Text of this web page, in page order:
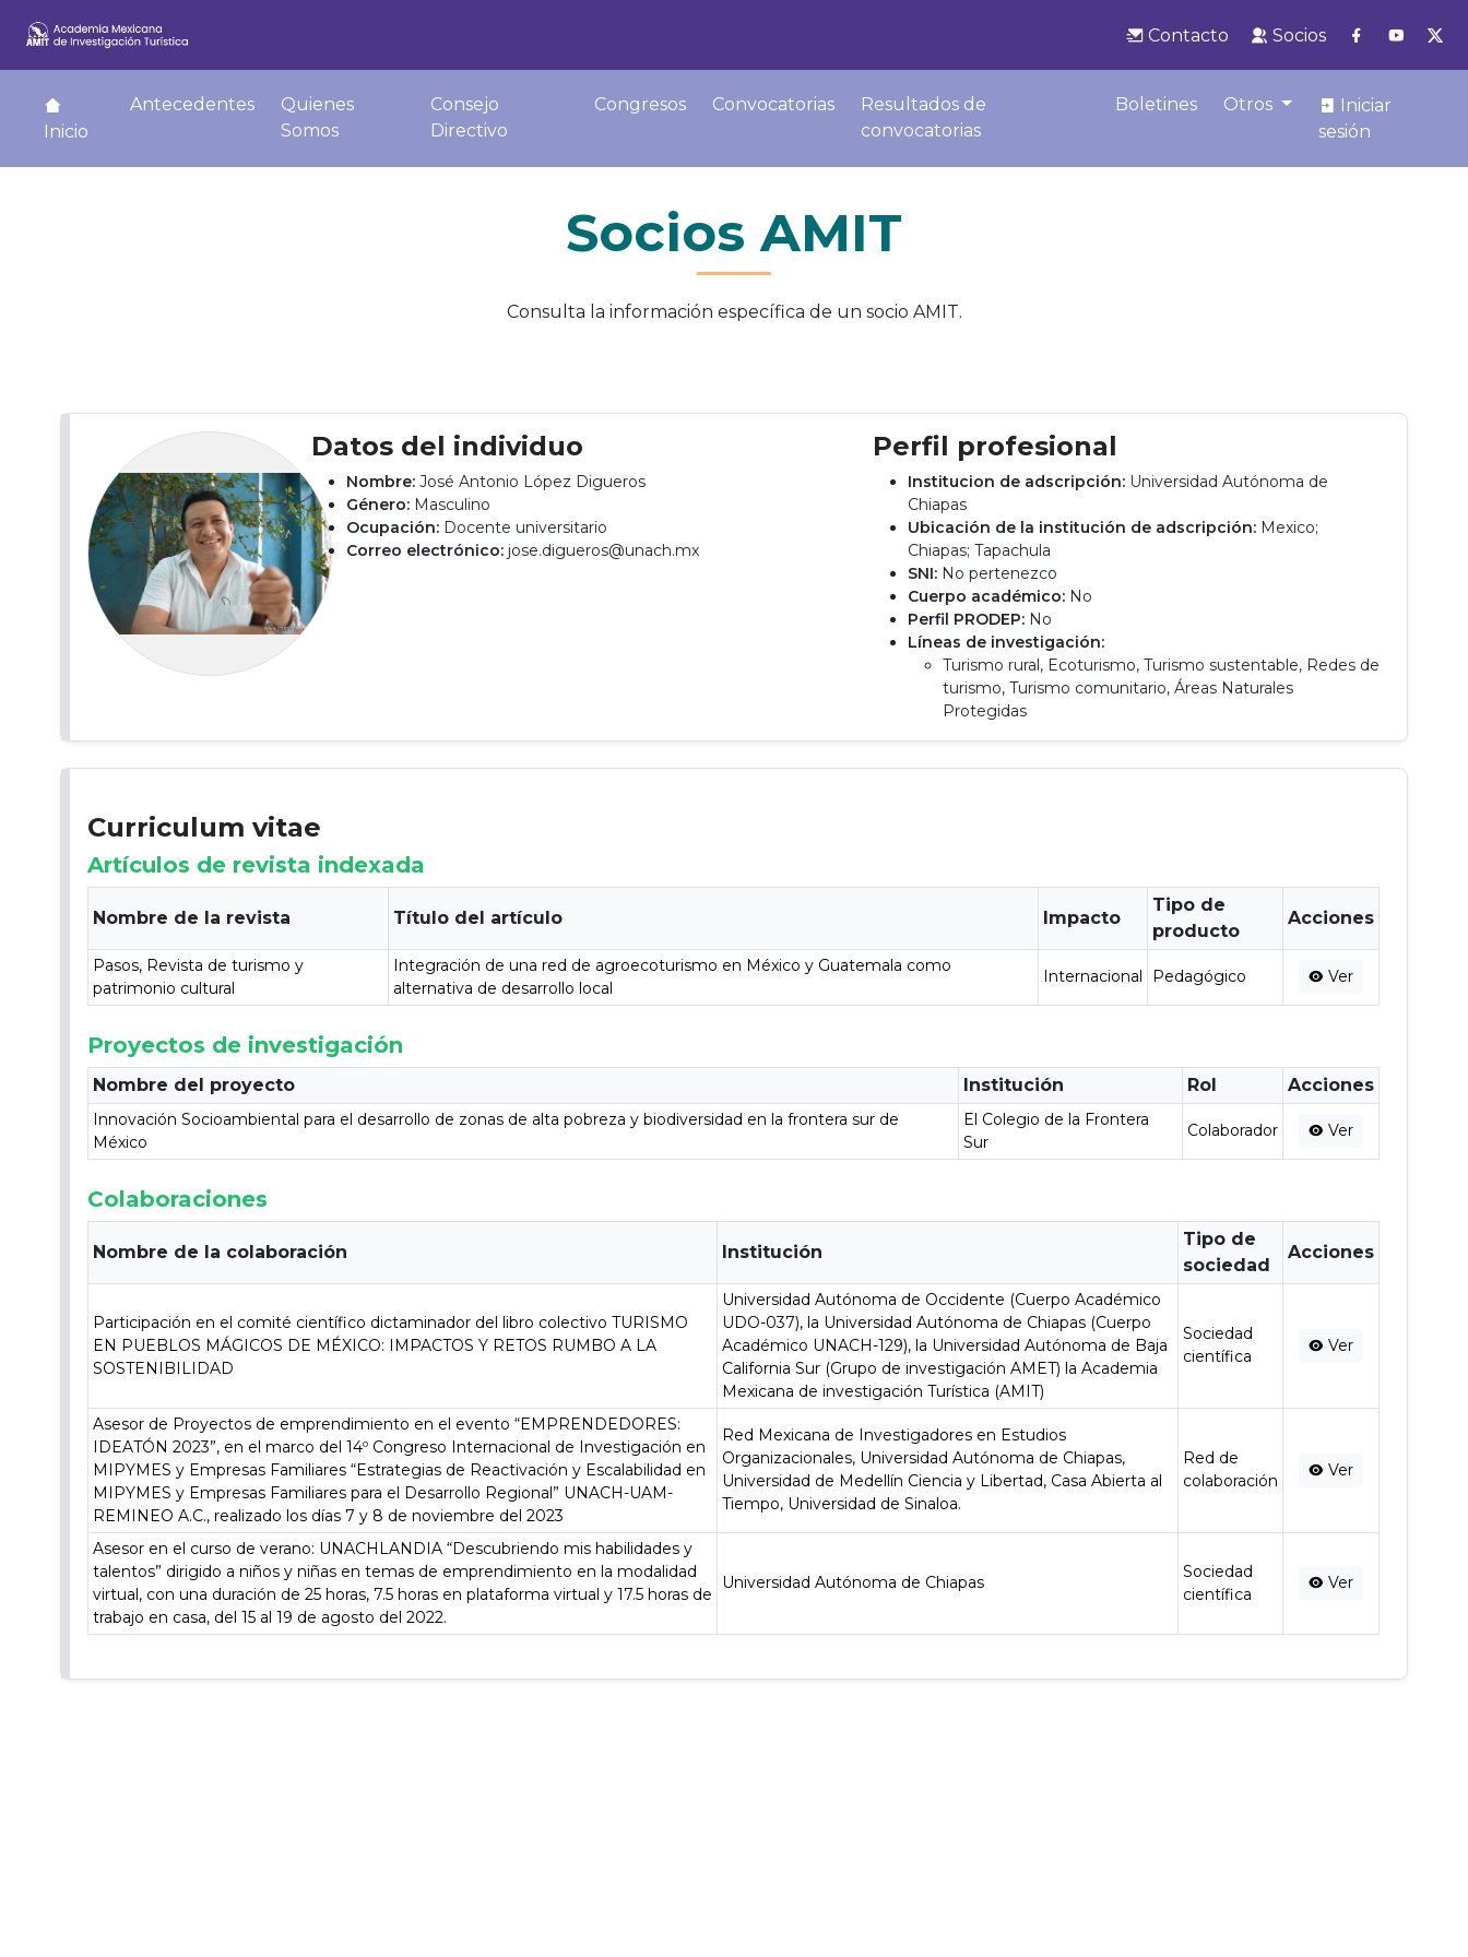
Contacto Socios
Inicio
Antecedentes
Quienes
Somos
Consejo
Directivo
Congresos Convocatorias
Resultados de
convocatorias
Boletines Otros
Iniciar
sesión
Socios AMIT
Consulta la información específica de un socio AMIT.
Datos del individuo
Nombre: José Antonio López Digueros
Género: Masculino
Ocupación: Docente universitario
Correo electrónico: jose.digueros@unach.mx
Perfil profesional
Institucion de adscripción:Universidad Autónoma de
Chiapas
Ubicación de la institución de adscripción:Mexico;
Chiapas; Tapachula
SNI:No pertenezco
Cuerpo académico:No
Perfil PRODEP:No
Líneas de investigación:
Turismo rural, Ecoturismo, Turismo sustentable, Redes de
turismo, Turismo comunitario, Áreas Naturales
Protegidas
Curriculum vitae
Artículos de revista indexada
Nombre de la revista Título del artículo Impacto
Tipo de
producto
Acciones
Pasos, Revista de turismo y
patrimonio cultural
Integración de una red de agroecoturismo en México y Guatemala como
alternativa de desarrollo local
Internacional Pedagógico Ver
Proyectos de investigación
Nombre del proyecto Institución Rol Acciones
Innovación Socioambiental para el desarrollo de zonas de alta pobreza y biodiversidad en la frontera sur de
México
El Colegio de la Frontera
Sur
Colaborador Ver
Colaboraciones
Nombre de la colaboración Institución
Tipo de
sociedad
Acciones
Participación en el comité científico dictaminador del libro colectivo TURISMO
EN PUEBLOS MÁGICOS DE MÉXICO: IMPACTOS Y RETOS RUMBO A LA
SOSTENIBILIDAD
Universidad Autónoma de Occidente (Cuerpo Académico
UDO-037), la Universidad Autónoma de Chiapas (Cuerpo
Académico UNACH-129), la Universidad Autónoma de Baja
California Sur (Grupo de investigación AMET) la Academia
Mexicana de investigación Turística (AMIT)
Sociedad
científica
Ver
Asesor de Proyectos de emprendimiento en el evento “EMPRENDEDORES:
IDEATÓN 2023”, en el marco del 14º Congreso Internacional de Investigación en
MIPYMES y Empresas Familiares “Estrategias de Reactivación y Escalabilidad en
MIPYMES y Empresas Familiares para el Desarrollo Regional” UNACH-UAM-
REMINEO A.C., realizado los días 7 y 8 de noviembre del 2023
Red Mexicana de Investigadores en Estudios
Organizacionales, Universidad Autónoma de Chiapas,
Universidad de Medellín Ciencia y Libertad, Casa Abierta al
Tiempo, Universidad de Sinaloa.
Red de
colaboración
Ver
Asesor en el curso de verano: UNACHLANDIA “Descubriendo mis habilidades y
talentos” dirigido a niños y niñas en temas de emprendimiento en la modalidad
virtual, con una duración de 25 horas, 7.5 horas en plataforma virtual y 17.5 horas de
trabajo en casa, del 15 al 19 de agosto del 2022.
Universidad Autónoma de Chiapas
Sociedad
científica
Ver